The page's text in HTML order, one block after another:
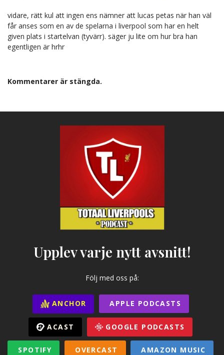
vidare, rätt kul att ingen ens nämner att lucas petas när han väl
får anses som en av de spelarna i liverpool som har en helt
given plats i startelvan (tyvärr). säger ju lite om hur bra han
egentligen är hrhr
Kommentarer är stängda.
Upplev varje nytt avsnitt!
Följ med oss på:
ANCHOR APPLE PODCASTS
ACAST GOOGLE PODCASTS
SPOTIFY OVERCAST AMAZON MUSIC